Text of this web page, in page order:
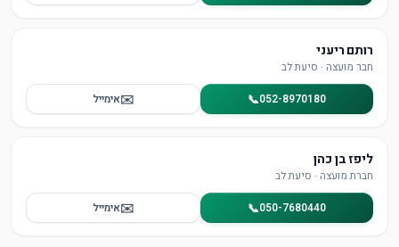
רותם ריעני
חבר מועצה · סיעת לב
📞052-8970180
✉️אימייל
ליפז בן כהן
חברת מועצה · סיעת לב
📞050-7680440
✉️אימייל